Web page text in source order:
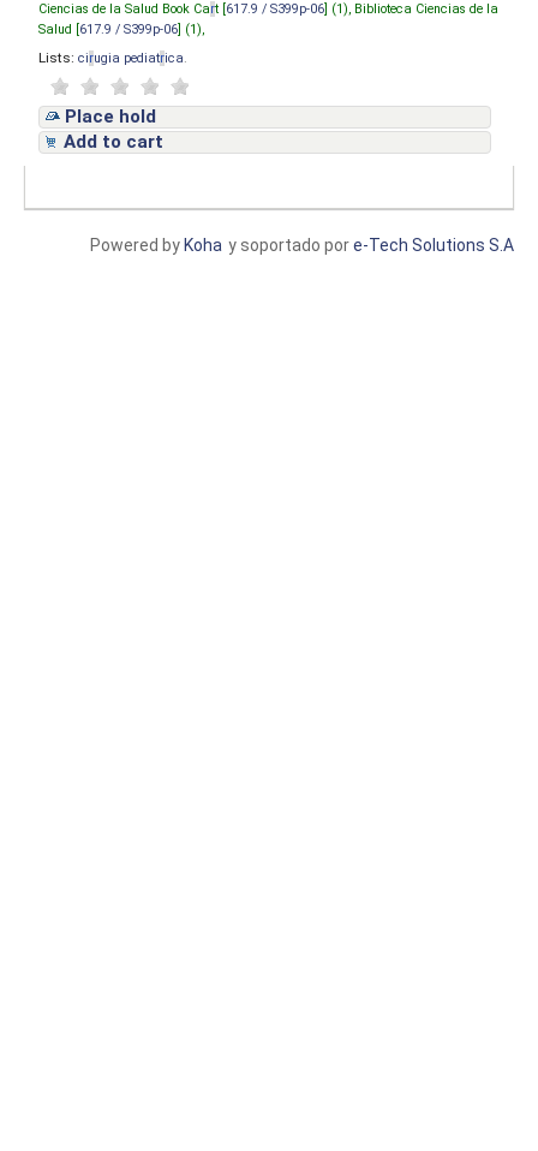
Ciencias de la Salud Book Cart [ 617.9 / S399p-06 ] (1), Biblioteca Ciencias de la
Salud [ 617.9 / S399p-06 ] (1),
Lists: cirugia pediatrica
Place hold
Add to cart
y soportado pore-Tech Solutions S.A
Powered by Koha